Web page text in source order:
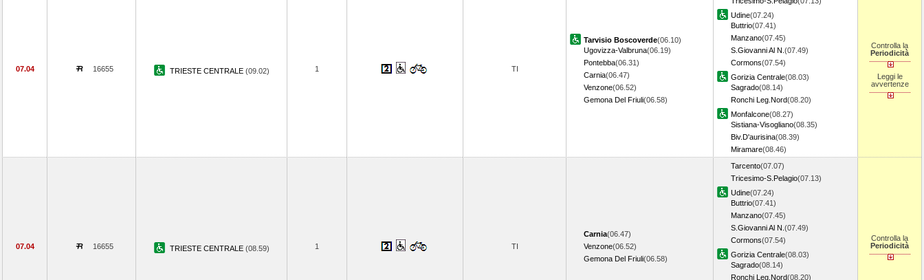
07.04 16655 TRIESTE CENTRALE (09.02) 1 TI
Tarvisio Boscoverde(06.10)
Ugovizza-Valbruna(06.19)
Pontebba(06.31)
Carnia(06.47)
Venzone(06.52)
Gemona Del Friuli(06.58)
Udine(07.24)
Buttrio(07.41)
Manzano(07.45)
S.Giovanni Al N. (07.49)
Cormons(07.54)
Gorizia Centrale(08.03)
Sagrado(08.14)
Ronchi Leg.Nord(08.20)
Monfalcone(08.27)
Sistiana-Visogliano(08.35)
Biv.D'aurisina(08.39)
Miramare(08.46)
Controlla la
Periodicità
Leggi le
avvertenze
07.04 16655 TRIESTE CENTRALE (08.59) 1 TI
Carnia(06.47)
Venzone(06.52)
Gemona Del Friuli(06.58)
Tarcento(07.07)
Tricesimo-S.Pelagio(07.13)
Udine(07.24)
Buttrio(07.41)
Manzano(07.45)
S.Giovanni Al N. (07.49)
Cormons(07.54)
Gorizia Centrale(08.03)
Sagrado(08.14)
Ronchi Leg.Nord(08.20)
Controlla la
Periodicità